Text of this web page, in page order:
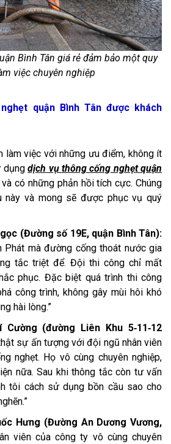
Bình Tân giá rẻ đảm bảo một quy
việc chuyên nghiệp
quận Bình Tân được khách
làm việc với những ưu điểm, không ít
dụngdịch vụ thông cống nghẹt quận
có những phản hồi tích cực. Chúng
này và mong sẽ được phục vụ quý
(Đường số 19E, quận Bình Tân):
Phát mà đường cống thoát nước gia
tắc triệt để. Đội thi công chỉ mất
phục. Đặc biệt quá trình thi công
công trình, không gây mùi hôi khó
hài lòng.”
Cường (đường Liên Khu 5‑11‑12
sự ấn tượng với đội ngũ nhân viên
nghẹt. Họ vô cùng chuyên nghiệp,
nữa. Sau khi thông tắc còn tư vấn
tôi cách sử dụng bồn cầu sao cho
Hưng (Đường An Dương Vương,
viên của công ty vô cùng chuyên